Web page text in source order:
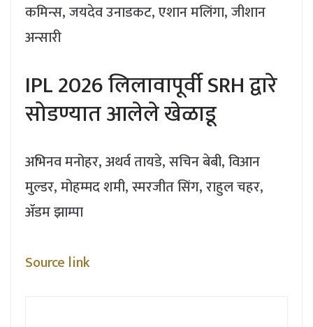
कमिन्स, जयदेव उनाडकट, एशान मलिंगा, जीशान
अन्सारी
IPL 2026 लिलावापूर्वी SRH द्वारे
सोडण्यात आलेले खेळाडू
अभिनव मनोहर, अथर्व तायडे, सचिन बेबी, विआन
मुल्डर, मोहम्मद शमी, स्मरजीत सिंग, राहुल चहर,
ॲडम झाम्पा
Source link